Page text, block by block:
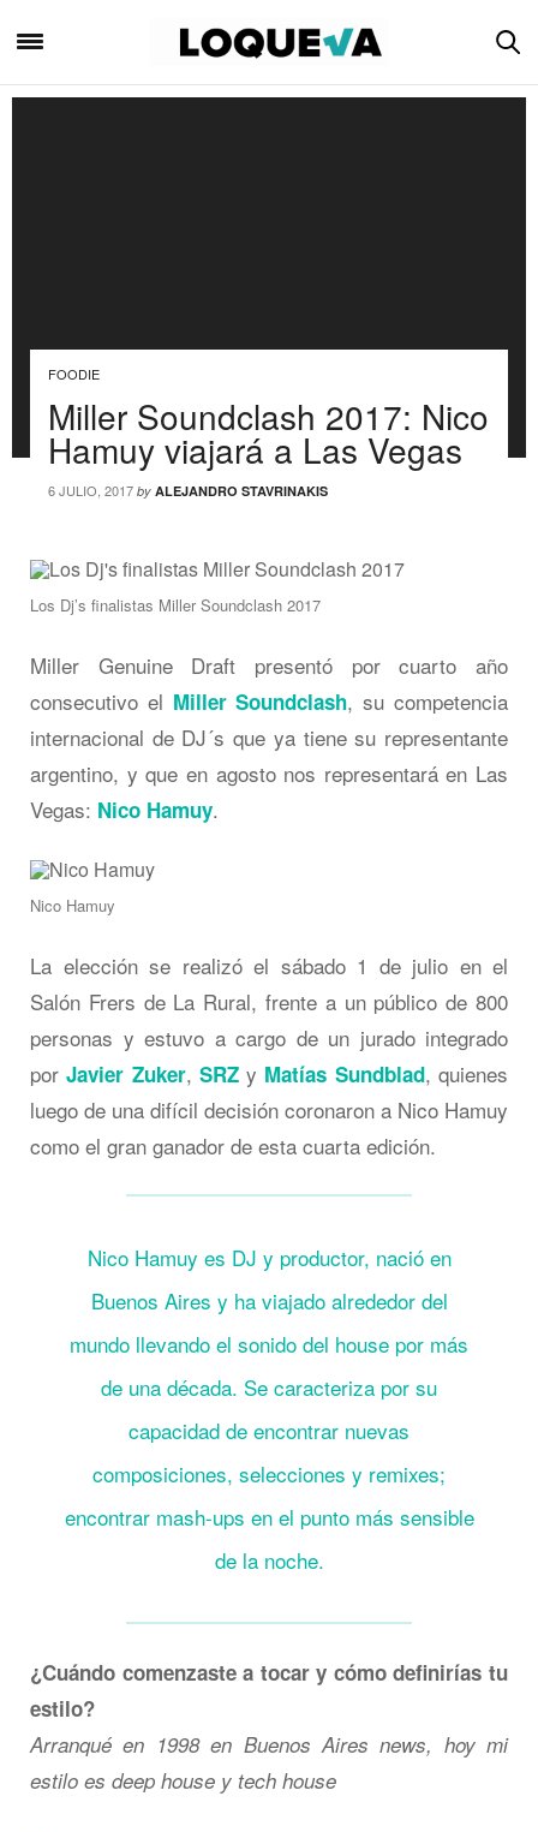
FOODIE
Miller Soundclash 2017: Nico
Hamuy viajará a Las Vegas
6 JULIO, 2017 by ALEJANDRO STAVRINAKIS
Los Dj’s finalistas Miller Soundclash 2017
Miller Genuine Draft presentó por cuarto año
consecutivo el Miller Soundclash, su competencia
internacional de DJ´s que ya tiene su representante
argentino, y que en agosto nos representará en Las
Vegas: Nico Hamuy.
Nico Hamuy
La elección se realizó el sábado 1 de julio en el
Salón Frers de La Rural, frente a un público de 800
personas y estuvo a cargo de un jurado integrado
porJavier Zuker, SRZy Matías Sundblad, quienes
luego de una difícil decisión coronaron a Nico Hamuy
como el gran ganador de esta cuarta edición.
Nico Hamuy es DJ y productor, nació en
Buenos Aires y ha viajado alrededor del
mundo llevando el sonido del house por más
de una década. Se caracteriza por su
capacidad de encontrar nuevas
composiciones, selecciones y remixes;
encontrar mash-ups en el punto más sensible
de la noche.
¿Cuándo comenzaste a tocar y cómo definirías tu
estilo?
Arranqué en 1998 en Buenos Aires news, hoy mi
estilo es deep house y tech house